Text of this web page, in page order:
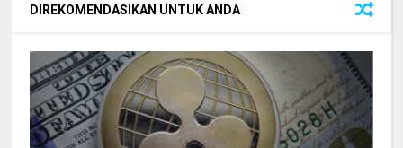
DIREKOMENDASIKAN UNTUK ANDA